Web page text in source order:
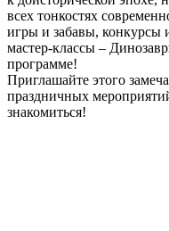
всех тонкостях
игры и забавы, конкурсы
мастер-классы –
программе!
Приглашайте этого
праздничных
знакомиться!